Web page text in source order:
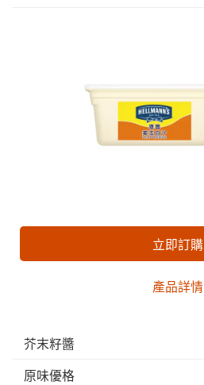
立即訂購
產品詳情
芥末籽醬
原味優格